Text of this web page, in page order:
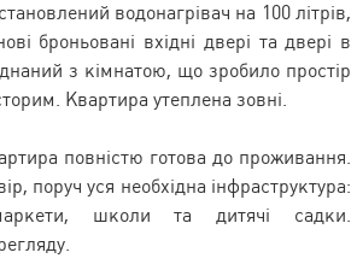
водонагрівач на 100 літрів,
броньовані вхідні двері та двері в
з кімнатою, що зробило простір
Квартира утеплена зовні.
повністю готова до проживання.
поруч уся необхідна інфраструктура:
школи та дитячі садки.